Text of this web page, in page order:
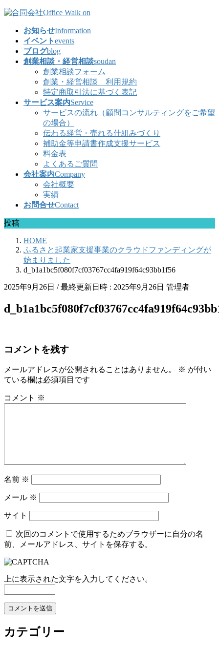
コ
ナ
お知らせInformation
イベントevents
ブログblog
創業相談・経営相談soudan
創業相談フォーム
創業・経営相談 利用規約
特定商取引法に基づく表記
サービス案内Service
サービスの流れ（顧問コンサルティングをご希望
の場合）
伝わる経営・売れる仕組みづくり
補助金等申請書作成支援サービス
料金表
よくあるご質問
会社案内Company
会社概要
実績
お問合せContact
投稿
HOME
ふるさと起業家支援事業のクラウドファンディングが
始まりました
d_b1a1bc5f080f7cf03767cc4fa919f64c93bb1f56
2025年9月26日 / 最終更新日時 : 2025年9月26日 管理者
コメントを残す
メールアドレスが公開されることはありません。 ※ が付い
ている欄は必須項目です
コメント ※
名前 ※
メール ※
サイト
次回のコメントで使用するためブラウザーに自分の名
前、メールアドレス、サイトを保存する。
上に表示された文字を入力してください。
カテゴリー